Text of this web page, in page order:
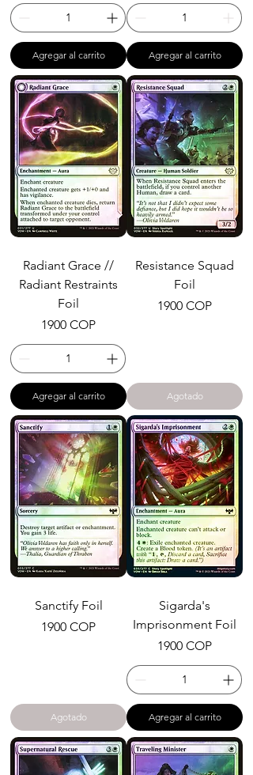
Agregar al carrito Agregar al carrito
Radiant Grace //
Radiant Restraints
Foil
Precio
1900 COP
Agregar al carrito
Resistance Squad
Foil
Precio
1900 COP
Agotado
Sanctify Foil
Precio
1900 COP
Agotado
Sigarda's
Imprisonment Foil
Precio
1900 COP
Agregar al carrito